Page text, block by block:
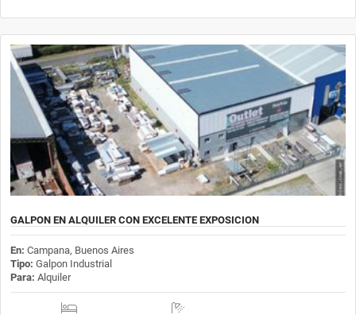
GALPON EN ALQUILER CON EXCELENTE EXPOSICION
En: Campana, Buenos Aires
Tipo: Galpon Industrial
Para: Alquiler